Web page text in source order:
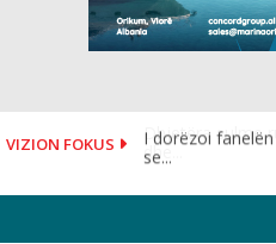
VIZION FOKUS
I dorëzoi
se...